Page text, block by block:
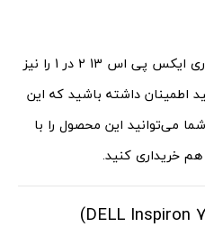
دل در سال 2019 سیستم خنک کاری ایکس پی اس 13 2 در 1 را نیز
اطمینان داشته باشید که این
می‌توانید این محصول را با